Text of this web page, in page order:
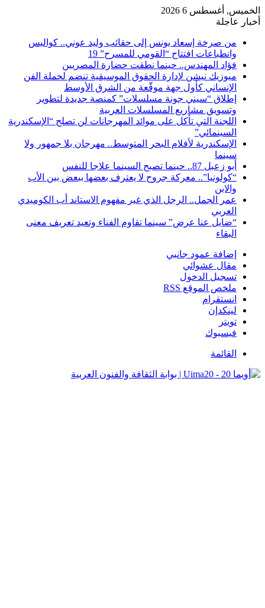
الخميس, أغسطس 6 2026
أخبار عاجلة
من صرخة إسعاد يونس إلى حقائب وليد عوني.. كواليس
وانطباعات افتتاح “القومي للمسرح” 19
فؤاد المهندس.. حينما نطقت حضارة المصريين
ميوزيك نيشن لإدارة الحقوق الموسيقية تنضم لحملة الفن
الإنساني كأول جهة موقّعة من الشرق الأوسط
إطلاق “سيني جونة مسلسلات” كمنصة جديدة لتطوير
وتسويق مشاريع المسلسلات العربية
اللجنة التي تأكل على موائد المهرجانات لن تصلح “الإسكندرية
السينمائي”
الإسكندرية لأفلام البحر المتوسط.. مهرجان بلا جمهور ولا
سينما
أبو زعبل 87.. حينما تصبح السينما علاجا للنفس
“كولونيا”.. معركة جروح لا يعترف بعضها ببعض بين الأب
والابن
عمر الجمل.. الرجل الذي غير مفهوم الاستاند أب الكوميدي
العربي
“ضايل عنا عرض” سينما تقاوم الفناء وتعيد تعريف معنى
البقاء
إضافة عمود جانبي
مقال عشوائي
تسجيل الدخول
ملخص الموقع RSS
انستقرام
لينكدإن
تويتر
فيسبوك
القائمة